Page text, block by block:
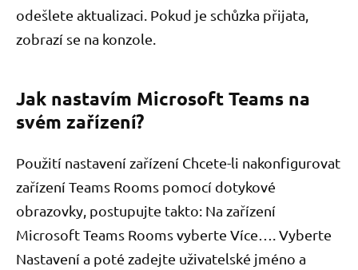
odešlete aktualizaci. Pokud je schůzka přijata,
zobrazí se na konzole.
Jak nastavím Microsoft Teams na
svém zařízení?
Použití nastavení zařízení Chcete-li nakonfigurovat
zařízení Teams Rooms pomocí dotykové
obrazovky, postupujte takto: Na zařízení
Microsoft Teams Rooms vyberte Více…. Vyberte
Nastavení a poté zadejte uživatelské jméno a